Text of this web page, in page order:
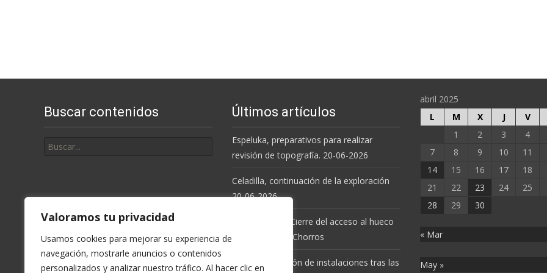
Valoramos tu privacidad
Usamos cookies para mejorar su experiencia de
navegación, mostrarle anuncios o contenidos
personalizados y analizar nuestro tráfico. Al hacer clic en
Buscar contenidos
por:
Últimos artículos
Espeluka, preparativos para realizar
revisión de topografía. 20-06-2026
Celadilla, continuación de la exploración
20-06-2026.
Resolución de Cierre del acceso al hueco
de la Cueva de Chorros
Espeluka, revisión de instalaciones tras las
abril 2025
L
M X J V
1
2 3 4
7
8 9 10 11
14
15 16 17 18
21
22 23 24 25
28
29 30
« Mar
May »